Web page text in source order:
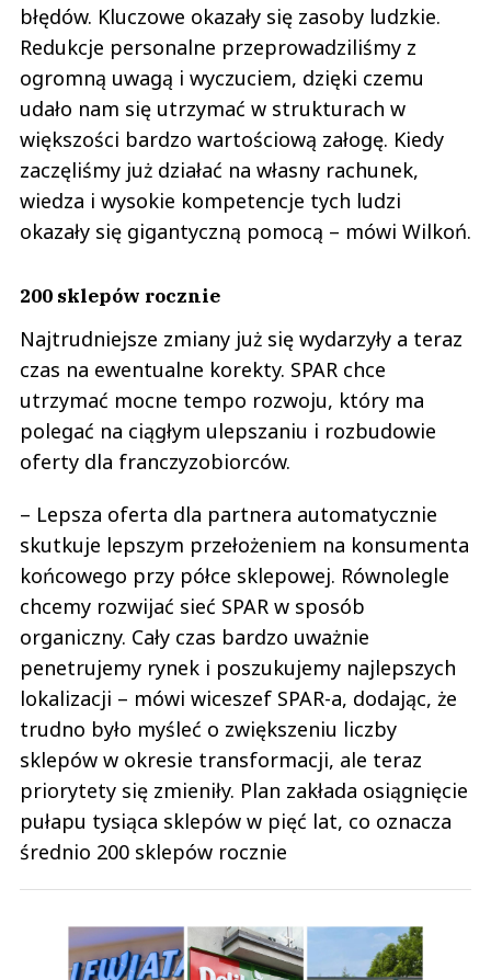
błędów. Kluczowe okazały się zasoby ludzkie.
Redukcje personalne przeprowadziliśmy z
ogromną uwagą i wyczuciem, dzięki czemu
udało nam się utrzymać w strukturach w
większości bardzo wartościową załogę. Kiedy
zaczęliśmy już działać na własny rachunek,
wiedza i wysokie kompetencje tych ludzi
okazały się gigantyczną pomocą – mówi Wilkoń.
200 sklepów rocznie
Najtrudniejsze zmiany już się wydarzyły a teraz
czas na ewentualne korekty. SPAR chce
utrzymać mocne tempo rozwoju, który ma
polegać na ciągłym ulepszaniu i rozbudowie
oferty dla franczyzobiorców.
– Lepsza oferta dla partnera automatycznie
skutkuje lepszym przełożeniem na konsumenta
końcowego przy półce sklepowej. Równolegle
chcemy rozwijać sieć SPAR w sposób
organiczny. Cały czas bardzo uważnie
penetrujemy rynek i poszukujemy najlepszych
lokalizacji – mówi wiceszef SPAR-a, dodając, że
trudno było myśleć o zwiększeniu liczby
sklepów w okresie transformacji, ale teraz
priorytety się zmieniły. Plan zakłada osiągnięcie
pułapu tysiąca sklepów w pięć lat, co oznacza
średnio 200 sklepów rocznie